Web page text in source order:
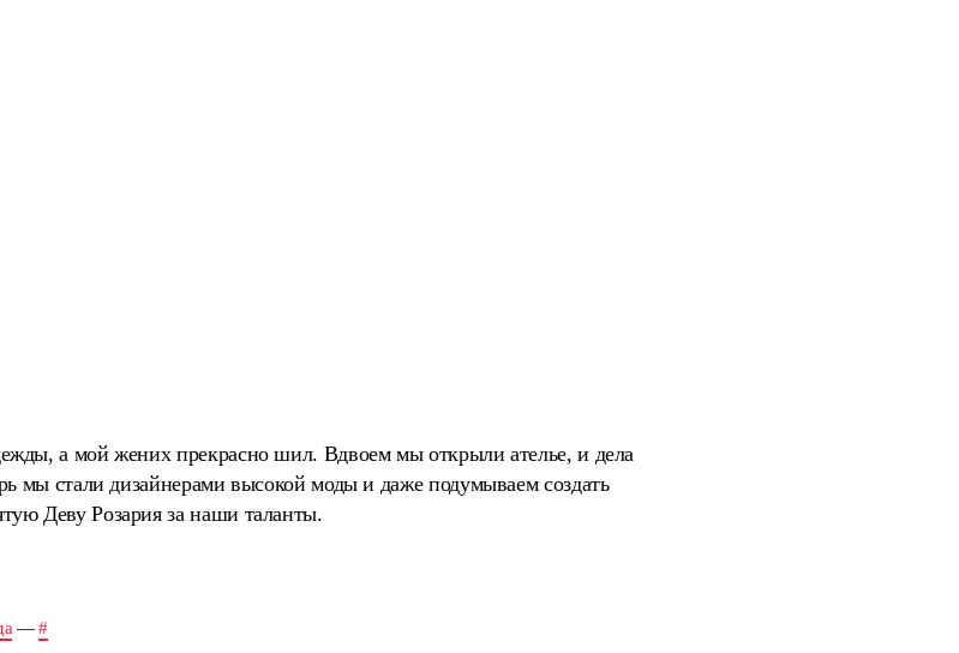
а мой жених прекрасно шил. Вдвоем мы открыли ателье, и дела
мы стали дизайнерами высокой моды и даже подумываем создать
Деву Розария за наши таланты.
—#